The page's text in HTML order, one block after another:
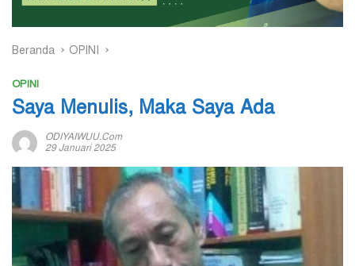
Beranda OPINI
OPINI
Saya Menulis, Maka Saya Ada
ODIYAIWUU.com
29 Januari 2025